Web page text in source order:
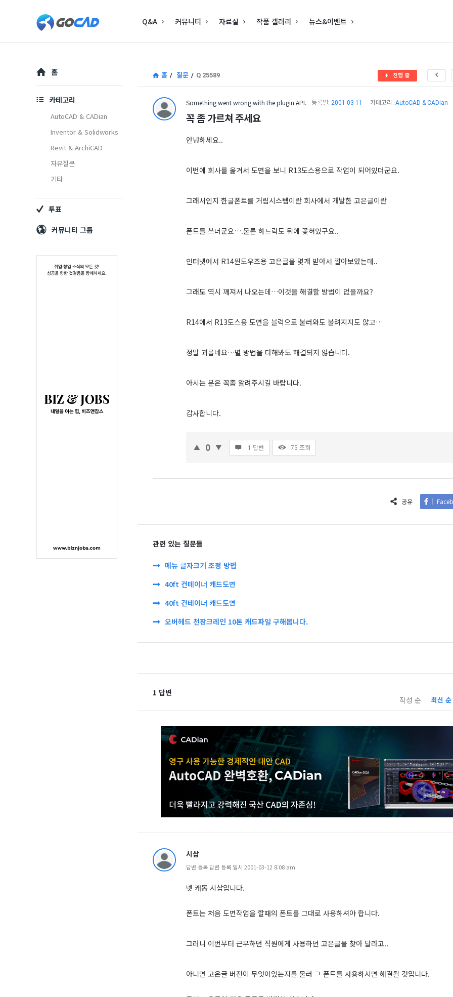
캐
–
캐
(CAD)
중
심
캐
드
(CAD)
Navigation
Q&A 커뮤니티 자료실 작품 갤러리 뉴스&이벤트
홈 / 질문 / Q 25589 진행 중
Something went wrong with the plugin API. 등록일: 2001-03-11 카테고리: AutoCAD & CADian
꼭 좀 가르쳐 주세요
안녕하세요..
이번에 회사를 옮겨서 도면을 보니 R13도스용으로 작업이 되어있더군요.
그래서인지 한글폰트를 거림시스템이란 회사에서 개발한 고은글이란
폰트를 쓰더군요….물론 하드락도 뒤에 꽂혀있구요..
인터넷에서 R14윈도우즈용 고은글을 몇개 받아서 깔아보았는데..
그래도 역시 깨져서 나오는데…이것을 해결할 방법이 없을까요?
R14에서 R13도스용 도면을 블럭으로 불러와도 불려지지도 않고…
정말 괴롭네요…별 방법을 다해봐도 해결되지 않습니다.
아시는 분은 꼭좀 알려주시길 바랍니다.
감사합니다.
0 1 답변 75 조회
공유
관련 있는 질문들
메뉴 글자크기 조정 방법
40ft 컨테이너 캐드도면
40ft 컨테이너 캐드도면
오버헤드 천장크레인 10톤 캐드파일 구해봅니다.
1 답변
작성 순 최신 순
시삽
답변 등록 답변 등록 일시 2001-03-12 8:08 am
넷 캐동 시삽입니다.
폰트는 처음 도면작업을 할때의 폰트를 그대로 사용하셔야 합니다.
그러니 이번부터 근무하던 직원에게 사용하던 고은글을 찾아 달라고..
아니면 고은글 버전이 무엇이었는지를 물러 그 폰트를 사용하시면 해결될 것입니다.
Explore
홈
카테고리
AutoCAD & CADian
Inventor & Solidworks
Revit & ArchiCAD
자유질문
기타
투표
커뮤니티 그룹